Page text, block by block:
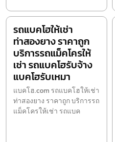
รถแบคโฮให้เช่า
ท่าสองยาง ราคาถูก
บริการรถแม็คโครให้
เช่า รถแบคโฮรับจ้าง
แบคโฮรับเหมา
แบคโฮ.com รถแบคโฮให้เช่า
ท่าสองยาง ราคาถูก บริการรถ
แม็คโครให้เช่า รถแบค